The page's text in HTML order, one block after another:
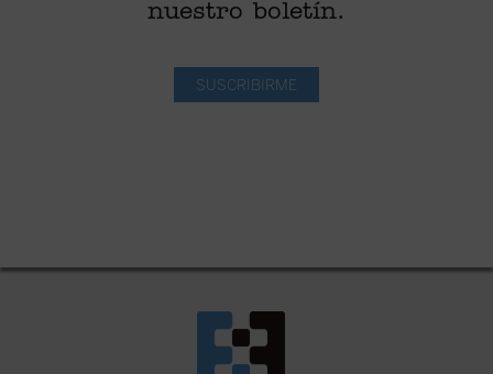
nuestro boletín.
SUSCRIBIRME